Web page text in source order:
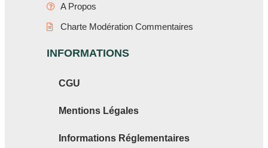
A Propos
Charte Modération Commentaires
INFORMATIONS
CGU
Mentions Légales
Informations Réglementaires